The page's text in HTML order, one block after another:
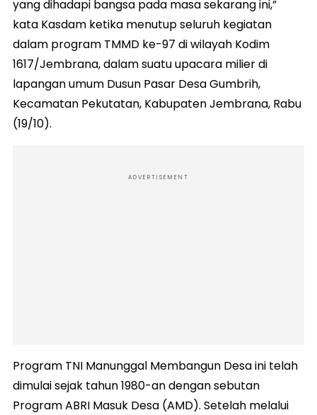
yang dihadapi bangsa pada masa sekarang ini,”
kata Kasdam ketika menutup seluruh kegiatan
dalam program TMMD ke-97 di wilayah Kodim
1617/Jembrana, dalam suatu upacara milier di
lapangan umum Dusun Pasar Desa Gumbrih,
Kecamatan Pekutatan, Kabupaten Jembrana, Rabu
(19/10).
ADVERTISEMENT
Program TNI Manunggal Membangun Desa ini telah
dimulai sejak tahun 1980-an dengan sebutan
Program ABRI Masuk Desa (AMD). Setelah melalui